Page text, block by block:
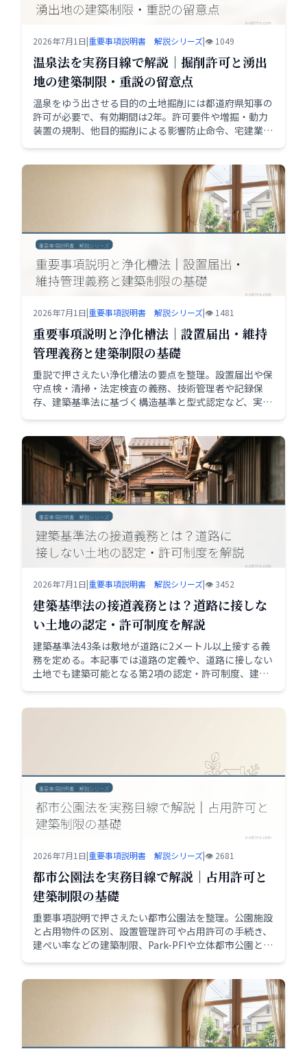
2026年7月1日|重要事項説明書 解説シリーズ|👁️ 1049
温泉法を実務目線で解説｜掘削許可と湧出
地の建築制限・重説の留意点
温泉をゆう出させる目的の土地掘削には都道府県知事の
許可が必要で、有効期間は2年。許可要件や増掘・動力
装置の規制、他目的掘削による影響防止命令、宅建業法
2026年7月1日|重要事項説明書 解説シリーズ|👁️ 1481
重要事項説明と浄化槽法｜設置届出・維持
管理義務と建築制限の基礎
重説で押さえたい浄化槽法の要点を整理。設置届出や保
守点検・清掃・法定検査の義務、技術管理者や記録保
存、建築基準法に基づく構造基準と型式認定など、実務
2026年7月1日|重要事項説明書 解説シリーズ|👁️ 3452
建築基準法の接道義務とは？道路に接しな
い土地の認定・許可制度を解説
建築基準法43条は敷地が道路に2メートル以上接する義
務を定める。本記事では道路の定義や、道路に接しない
土地でも建築可能となる第2項の認定・許可制度、建築
2026年7月1日|重要事項説明書 解説シリーズ|👁️ 2681
都市公園法を実務目線で解説｜占用許可と
建築制限の基礎
重要事項説明で押さえたい都市公園法を整理。公園施設
と占用物件の区別、設置管理許可や占用許可の手続き、
建ぺい率などの建築制限、Park-PFIや立体都市公園とい